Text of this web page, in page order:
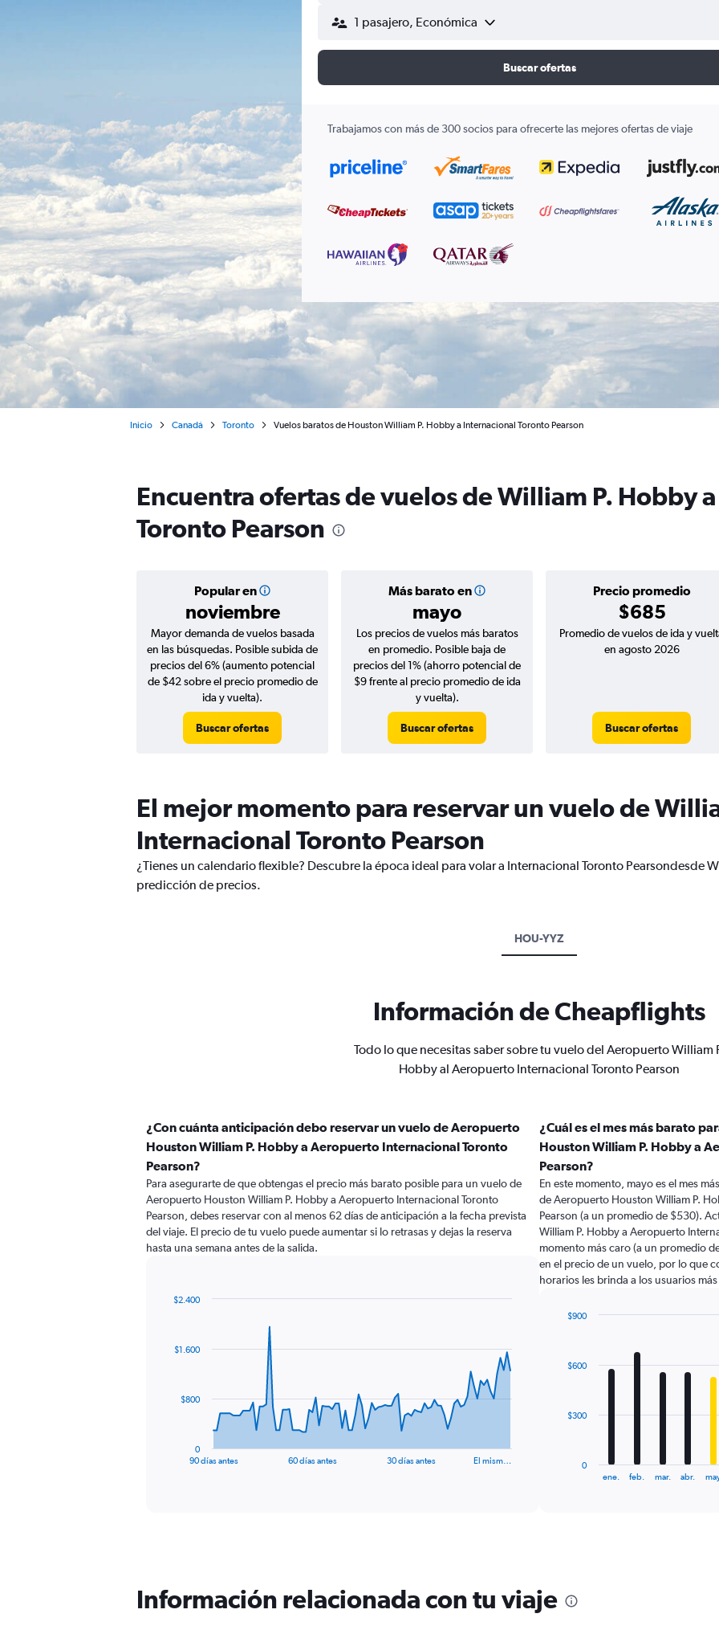
1 pasajero, Económica
Buscar ofertas
Trabajamos con más de 300 socios para ofrecerte las mejores ofertas de viaje
Inicio Canadá Toronto Vuelos baratos de Houston William P. Hobby a Internacional Toronto Pearson
Encuentra ofertas de vuelos de William P. Hobby
Toronto Pearson
Popular en
noviembre
Más barato en
mayo
Precio promedio
$685
Mayor demanda de vuelos basada
en las búsquedas. Posible subida de
precios del 6% (aumento potencial
de $42 sobre el precio promedio de
ida y vuelta).
Buscar ofertas
Los precios de vuelos más baratos
en promedio. Posible baja de
precios del 1% (ahorro potencial de
$9 frente al precio promedio de ida
y vuelta).
Buscar ofertas
Promedio de vuelos de ida y
en agosto 2026
Buscar ofertas
El mejor momento para reservar un vuelo de
Internacional Toronto Pearson
¿Tienes un calendario flexible? Descubre la época ideal para volar a Internacional Toronto Pearsondesde
predicción de precios.
HOU-YYZ
Información de Cheapflights
Todo lo que necesitas saber sobre tu vuelo del Aeropuerto William
Hobby al Aeropuerto Internacional Toronto Pearson
¿Con cuánta anticipación debo reservar un vuelo de Aeropuerto
Houston William P. Hobby a Aeropuerto Internacional Toronto
Pearson?
Para asegurarte de que obtengas el precio más barato posible para un vuelo de
Aeropuerto Houston William P. Hobby a Aeropuerto Internacional Toronto
Pearson, debes reservar con al menos 62 días de anticipación a la fecha prevista
del viaje. El precio de tu vuelo puede aumentar si lo retrasas y dejas la reserva
hasta una semana antes de la salida.
data
The
has
1
90 días antes 60 días antes 30 días antes El mism…
0
$800
$1.600
$2.400
¿Cuál es el mes más barato
Houston William P. Hobby a
Pearson?
En este momento, mayo es el mes
de Aeropuerto Houston William P.
Pearson (a un promedio de $530).
William P. Hobby a Aeropuerto
momento más caro (a un promedio
en el precio de un vuelo, por lo que
horarios les brinda a los usuarios
12
The
chart
ene. feb. mar. abr.
0
$300
$600
$900
Información relacionada con tu viaje